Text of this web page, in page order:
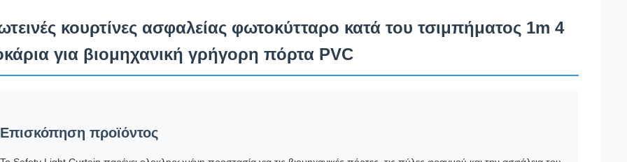
κουρτίνες ασφαλείας φωτοκύτταρο κατά του τσιμπήματος 1m 4
για βιομηχανική γρήγορη πόρτα PVC
Επισκόπηση προϊόντος